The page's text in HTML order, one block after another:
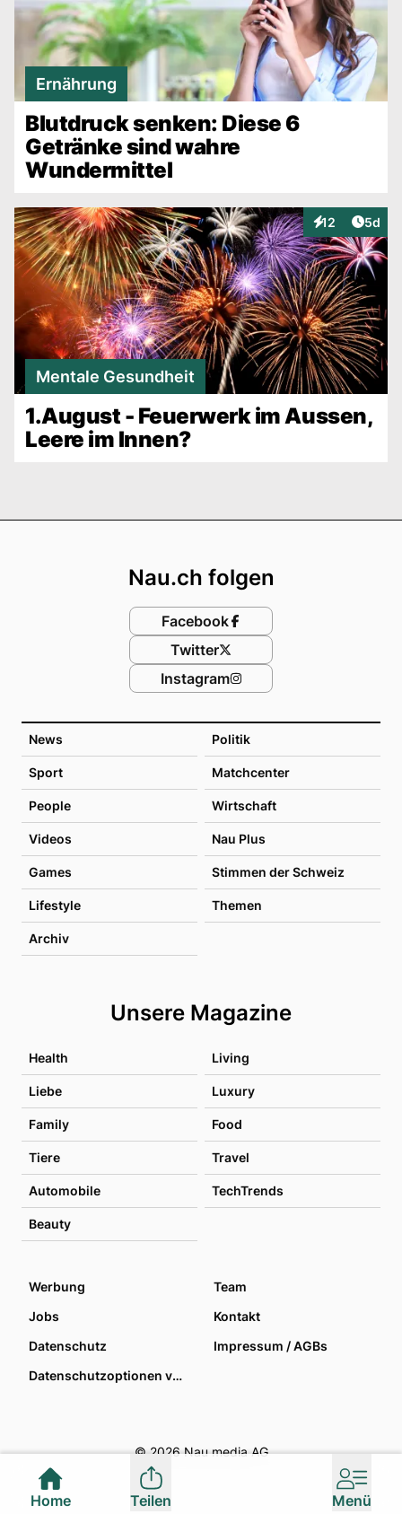
Ernährung
Blutdruck senken: Diese 6
Getränke sind wahre
Wundermittel
12
Interaktionen
5d
Mentale Gesundheit
1.August - Feuerwerk im Aussen,
Leere im Innen?
News Politik
Sport Matchcenter
People Wirtschaft
Videos Nau Plus
Games Stimmen der Schweiz
Lifestyle Themen
Archiv
Unsere Magazine
Health Living
Liebe Luxury
Family Food
Tiere Travel
Automobile TechTrends
Beauty
Nau.ch folgen
Facebook
Twitter
Instagram
Werbung
Team
Jobs
Kontakt
Datenschutz
Impressum / AGBs
Datenschutzoptionen verwalten
© 2026 Nau media AG
Home Teilen Menü